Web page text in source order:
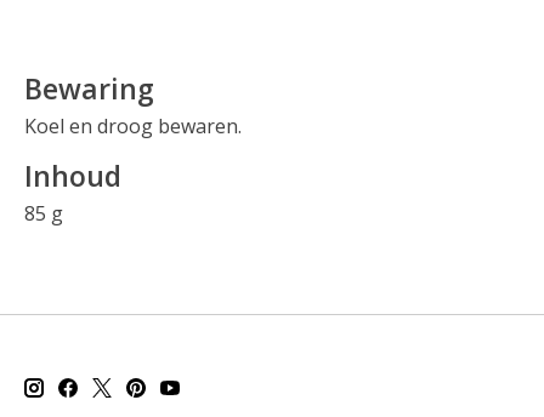
Bewaring
Koel en droog bewaren.
Inhoud
85 g